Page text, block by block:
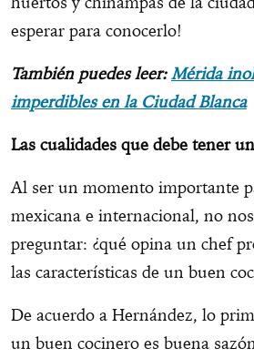
esperar para conocerlo!
También puedes leer:Mérida
imperdibles en la Ciudad Blanca
Las cualidades que debe tener
Al ser un momento importante
mexicana e internacional, no
preguntar: ¿qué opina un chef
las características de un buen
De acuerdo a Hernández, lo
un buen cocinero es buena